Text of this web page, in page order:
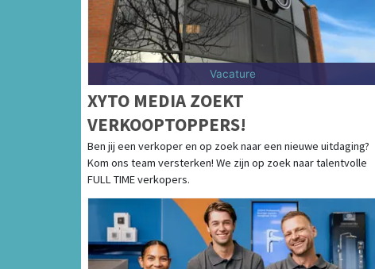
Vacature
XYTO MEDIA ZOEKT
VERKOOPTOPPERS!
Ben jij een verkoper en op zoek naar een nieuwe uitdaging?
Kom ons team versterken! We zijn op zoek naar talentvolle
FULL TIME verkopers.